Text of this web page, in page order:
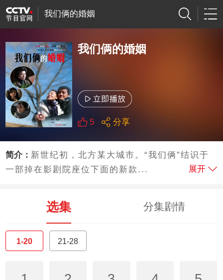
我们俩的婚姻
我们俩的婚姻
5 分享
简介： 新世纪初，北方某大城市。“我们俩”结识于
一部掉在影剧院座位下面的新款...
展开
选集 分集剧情
1-20 21-28